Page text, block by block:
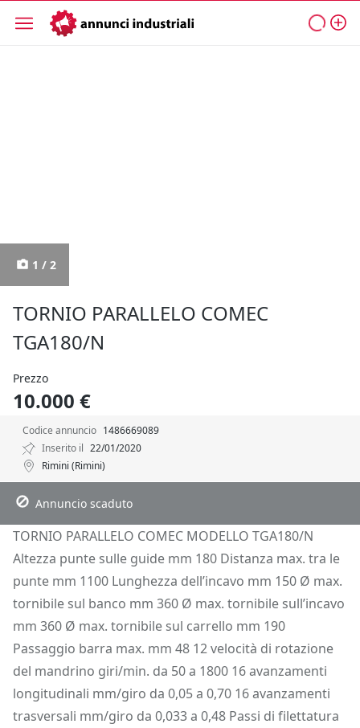
1 / 2
TORNIO PARALLELO COMEC
TGA180/N
Prezzo
10.000 €
Codice annuncio 1486669089
Inserito il 22/01/2020
Rimini (Rimini)
Descrizione
Dettagli Posizione Richiedi Info
Annuncio scaduto
TORNIO PARALLELO COMEC MODELLO TGA180/N
Altezza punte sulle guide mm 180 Distanza max. tra le
punte mm 1100 Lunghezza dell’incavo mm 150 Ø max.
tornibile sul banco mm 360 Ø max. tornibile sull’incavo
mm 360 Ø max. tornibile sul carrello mm 190
Passaggio barra max. mm 48 12 velocità di rotazione
del mandrino giri/min. da 50 a 1800 16 avanzamenti
longitudinali mm/giro da 0,05 a 0,70 16 avanzamenti
trasversali mm/giro da 0,033 a 0,48 Passi di filettatura